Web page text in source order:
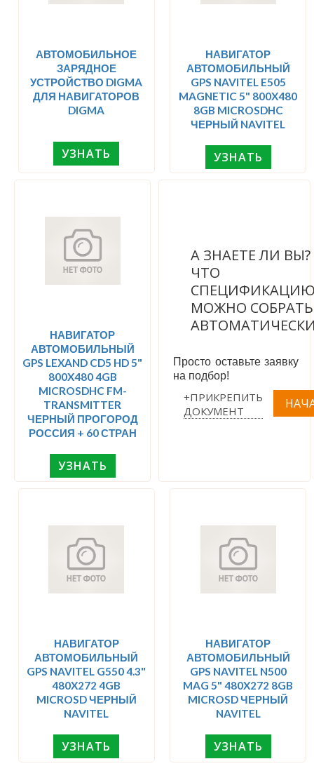
АВТОМОБИЛЬНОЕ
ЗАРЯДНОЕ
УСТРОЙСТВО DIGMA
ДЛЯ НАВИГАТОРОВ
DIGMA
УЗНАТЬ
НАВИГАТОР
АВТОМОБИЛЬНЫЙ
GPS NAVITEL E505
MAGNETIC 5" 800X480
8GB MICROSDHC
ЧЕРНЫЙ NAVITEL
УЗНАТЬ
НАВИГАТОР
АВТОМОБИЛЬНЫЙ
GPS LEXAND CD5 HD 5"
800X480 4GB
MICROSDHC FM-
TRANSMITTER
ЧЕРНЫЙ ПРОГОРОД
РОССИЯ + 60 СТРАН
УЗНАТЬ
А ЗНАЕТЕ ЛИ ВЫ?
ЧТО
МОЖНО СОБРАТЬ
Просто оставьте заявку
на подбор!
+ПРИКРЕПИТЬ
ДОКУМЕНТ
НАВИГАТОР
АВТОМОБИЛЬНЫЙ
GPS NAVITEL G550 4.3"
480X272 4GB
MICROSD ЧЕРНЫЙ
NAVITEL
УЗНАТЬ
НАВИГАТОР
АВТОМОБИЛЬНЫЙ
GPS NAVITEL N500
MAG 5" 480X272 8GB
MICROSD ЧЕРНЫЙ
NAVITEL
УЗНАТЬ